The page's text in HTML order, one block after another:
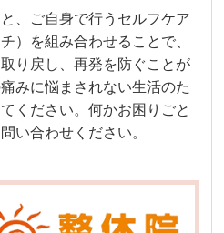
、ご自身で行うセルフケア
）を組み合わせることで、
り戻し、再発を防ぐことが
みに悩まされない生活のた
ください。何かお困りごと
い合わせください。